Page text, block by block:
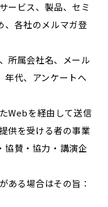
ービス、製品、セミ
、各社のメルマガ登
所属会社名、メール
年代、アンケートへ
Webを経由して送信
供を受ける者の事業
協賛・協力・講演企
ある場合はその旨：